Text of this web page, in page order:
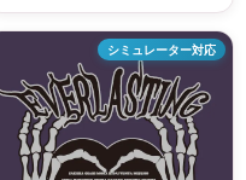
シミュレーター対応